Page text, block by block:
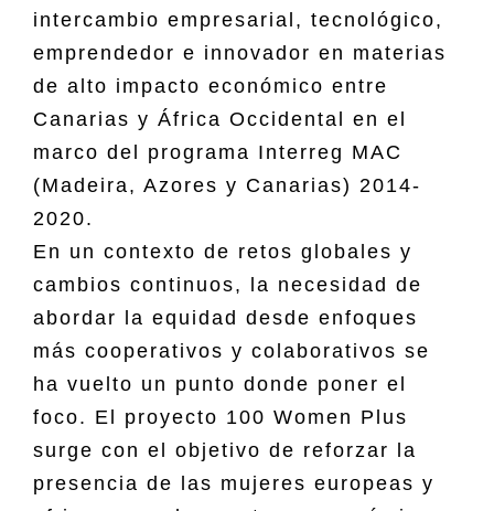
intercambio empresarial, tecnológico,
emprendedor e innovador en materias
de alto impacto económico entre
Canarias y África Occidental en el
marco del programa Interreg MAC
(Madeira, Azores y Canarias) 2014-
2020.
En un contexto de retos globales y
cambios continuos, la necesidad de
abordar la equidad desde enfoques
más cooperativos y colaborativos se
ha vuelto un punto donde poner el
foco. El proyecto 100 Women Plus
surge con el objetivo de reforzar la
presencia de las mujeres europeas y